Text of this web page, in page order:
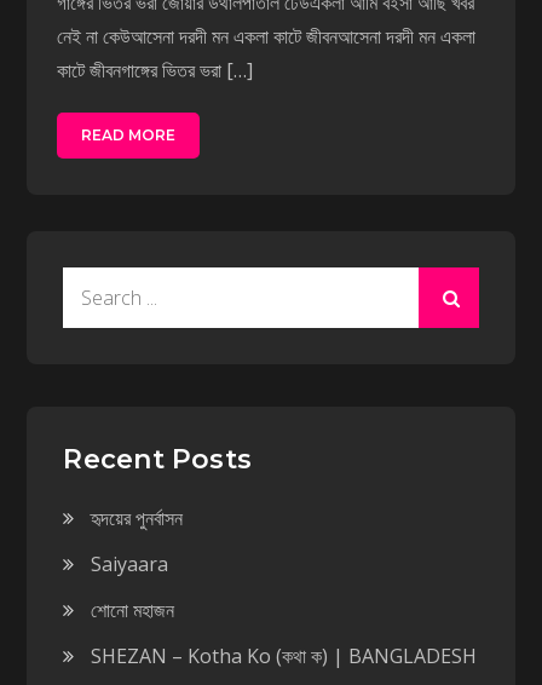
নেই না কেউআসেনা দরদী মন একলা কাটে জীবনআসেনা দরদী মন একলা
কাটে জীবনগাঙ্গের ভিতর ভরা […]
READ MORE
Recent Posts
হৃদয়ের পুনর্বাসন
Saiyaara
শোনো মহাজন
SHEZAN – Kotha Ko (কথা ক) | BANGLADESH